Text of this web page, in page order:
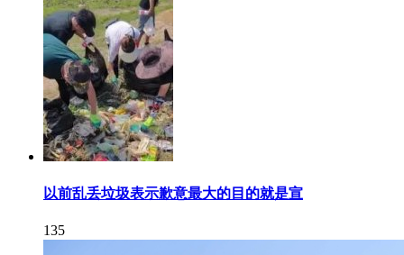
以前乱丢垃圾表示歉意最大的目的就是宣
135